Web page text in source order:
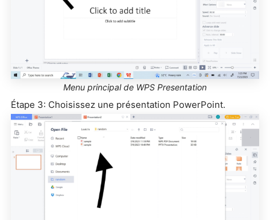
Menu principal de WPS Presentation
Étape 3: Choisissez une présentation PowerPoint.